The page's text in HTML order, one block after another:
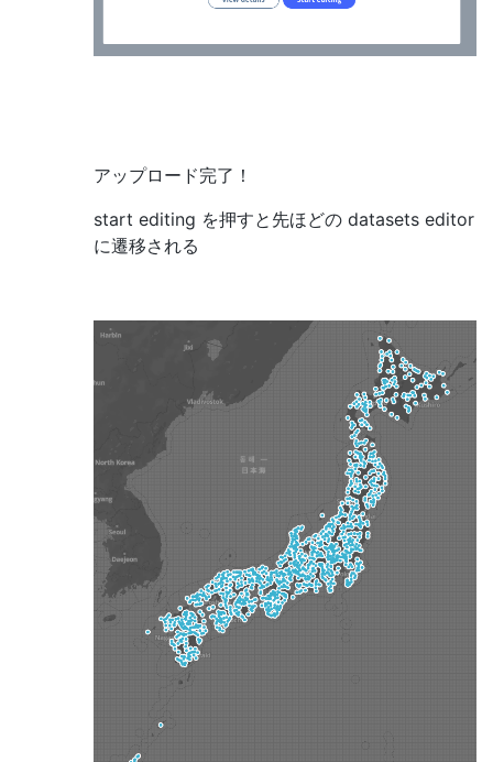
アップロード完了！
start editing を押すと先ほどの datasets editor
に遷移される